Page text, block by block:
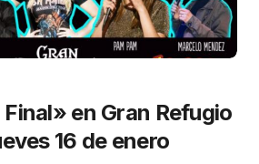
en Gran Refugio
16 de enero